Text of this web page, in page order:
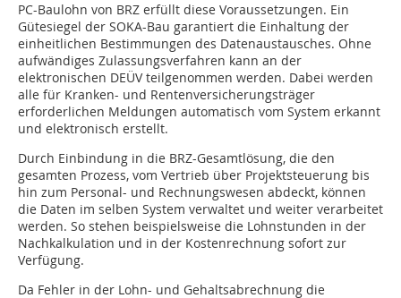
PC-Baulohn von BRZ erfüllt diese Voraussetzungen. Ein
Gütesiegel der SOKA-Bau garantiert die Einhaltung der
einheitlichen Bestimmungen des Datenaustausches. Ohne
aufwändiges Zulassungsverfahren kann an der
elektronischen DEÜV teilgenommen werden. Dabei werden
alle für Kranken- und Rentenversicherungsträger
erforderlichen Meldungen automatisch vom System erkannt
und elektronisch erstellt.
Durch Einbindung in die BRZ-Gesamtlösung, die den
gesamten Prozess, vom Vertrieb über Projektsteuerung bis
hin zum Personal- und Rechnungswesen abdeckt, können
die Daten im selben System verwaltet und weiter verarbeitet
werden. So stehen beispielsweise die Lohnstunden in der
Nachkalkulation und in der Kostenrechnung sofort zur
Verfügung.
Da Fehler in der Lohn- und Gehaltsabrechnung die